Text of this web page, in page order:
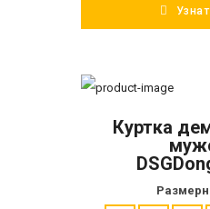
Куртка